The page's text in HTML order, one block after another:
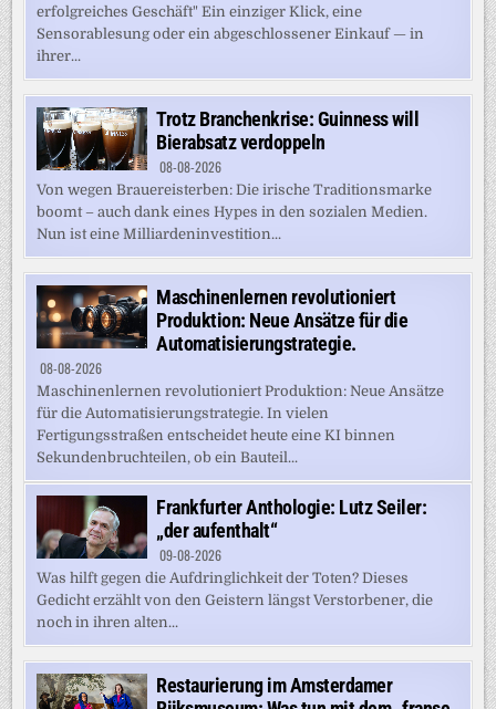
erfolgreiches Geschäft" Ein einziger Klick, eine
Sensorablesung oder ein abgeschlossener Einkauf — in
ihrer...
Trotz Branchenkrise: Guinness will
Bierabsatz verdoppeln
08-08-2026
Von wegen Brauereisterben: Die irische Traditionsmarke
boomt – auch dank eines Hypes in den sozialen Medien.
Nun ist eine Milliardeninvestition...
Maschinenlernen revolutioniert
Produktion: Neue Ansätze für die
Automatisierungstrategie.
08-08-2026
Maschinenlernen revolutioniert Produktion: Neue Ansätze
für die Automatisierungstrategie. In vielen
Fertigungsstraßen entscheidet heute eine KI binnen
Sekundenbruchteilen, ob ein Bauteil...
Frankfurter Anthologie: Lutz Seiler:
„der aufenthalt“
09-08-2026
Was hilft gegen die Aufdringlichkeit der Toten? Dieses
Gedicht erzählt von den Geistern längst Verstorbener, die
noch in ihren alten...
Restaurierung im Amsterdamer